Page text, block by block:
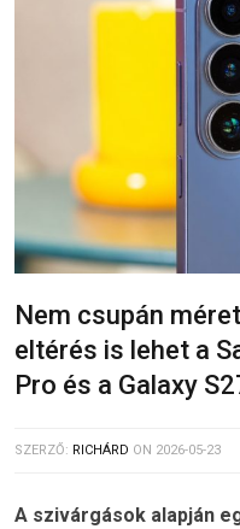
Nem csupán
eltérés is lehet a
Pro és a Galaxy
SZERZŐ: RICHÁRD ON 2026-05-23
A szivárgások alapján